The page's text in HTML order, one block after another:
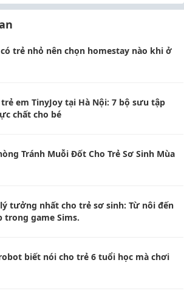
trẻ nhỏ nên chọn homestay nào khi ở
em TinyJoy tại Hà Nội: 7 bộ sưu tập
chất cho bé
Tránh Muỗi Đốt Cho Trẻ Sơ Sinh Mùa
tưởng nhất cho trẻ sơ sinh: Từ nôi đến
trong game Sims.
biết nói cho trẻ 6 tuổi học mà chơi